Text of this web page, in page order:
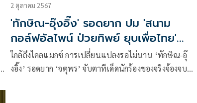
2 ตุลาคม 2567
'ทักษิณ-อุ๊งอิ๊ง' รอดยาก ปม 'สนาม
กอล์ฟอัลไพน์ ป่วยทิพย์ ยุบเพื่อไทย'
พ.ย.เชือดจบเกม
ใกล้ถึงไคลแมกซ์ การเปลี่ยนแปลงรอไม่นาน ‘ทักษิณ-อุ๊
งอิ๊ง’ รอดยาก ‘จตุพร’ จับตาทีเด็ดนักร้องของจริงจ้องจบ